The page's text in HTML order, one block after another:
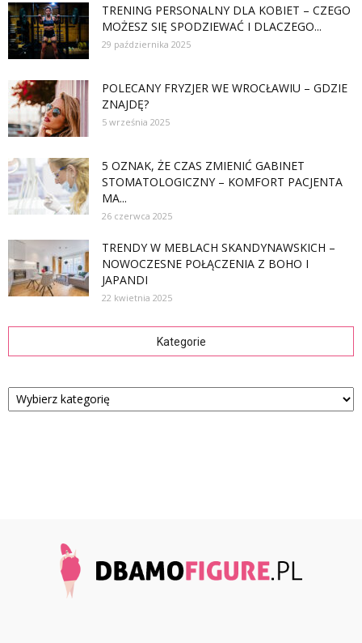
TRENING PERSONALNY DLA KOBIET – CZEGO
MOŻESZ SIĘ SPODZIEWAĆ I DLACZEGO...
29 października 2025
POLECANY FRYZJER WE WROCŁAWIU – GDZIE
ZNAJDĘ?
5 września 2025
5 OZNAK, ŻE CZAS ZMIENIĆ GABINET
STOMATOLOGICZNY – KOMFORT PACJENTA
MA...
26 czerwca 2025
TRENDY W MEBLACH SKANDYNAWSKICH –
NOWOCZESNE POŁĄCZENIA Z BOHO I
JAPANDI
22 kwietnia 2025
Kategorie
Kategorie